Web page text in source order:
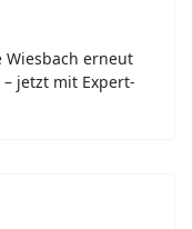
Wiesbach erneut
jetzt mit Expert-